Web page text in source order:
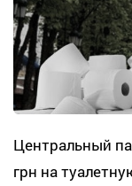
Центральный
грн на